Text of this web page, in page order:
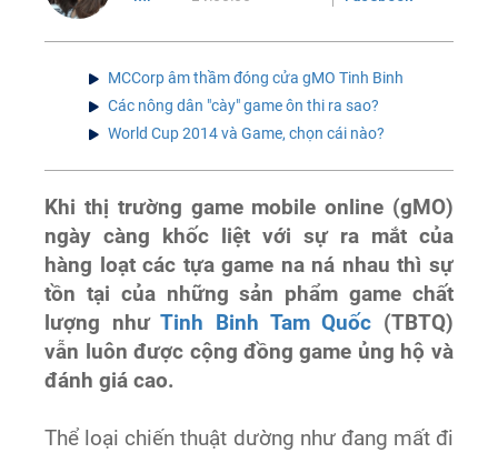
MCCorp âm thầm đóng cửa gMO Tinh Binh
Các nông dân "cày" game ôn thi ra sao?
World Cup 2014 và Game, chọn cái nào?
Khi thị trường game mobile online (gMO)
ngày càng khốc liệt với sự ra mắt của
hàng loạt các tựa game na ná nhau thì sự
tồn tại của những sản phẩm game chất
lượng nhưTinh Binh Tam Quốc (TBTQ)
vẫn luôn được cộng đồng game ủng hộ và
đánh giá cao.
Thể loại chiến thuật dường như đang mất đi